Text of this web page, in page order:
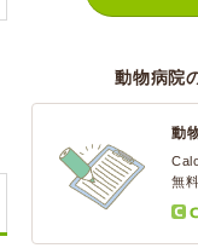
動物病院
動
無